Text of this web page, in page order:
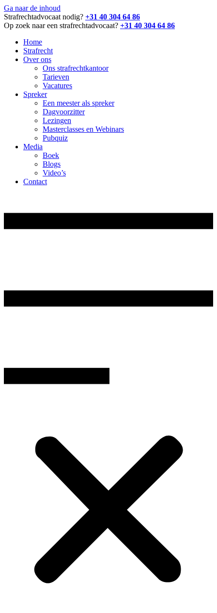
Ga naar de inhoud
Strafrechtadvocaat nodig? +31 40 304 64 86
Op zoek naar een strafrechtadvocaat? +31 40 304 64 86
Home
Strafrecht
Over ons
Ons strafrechtkantoor
Tarieven
Vacatures
Spreker
Een meester als spreker
Dagvoorzitter
Lezingen
Masterclasses en Webinars
Pubquiz
Media
Boek
Blogs
Video’s
Contact